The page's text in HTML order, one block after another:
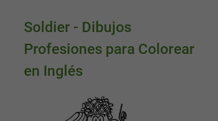
Soldier - Dibujos
Profesiones para Colorear
en Inglés